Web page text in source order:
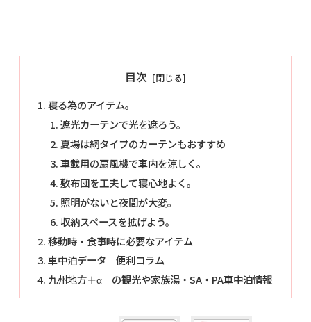
目次
寝る為のアイテム。
遮光カーテンで光を遮ろう。
夏場は網タイプのカーテンもおすすめ
車載用の扇風機で車内を涼しく。
敷布団を工夫して寝心地よく。
照明がないと夜間が大変。
収納スペースを拡げよう。
移動時・食事時に必要なアイテム
車中泊データ 便利コラム
九州地方＋α の観光や家族湯・SA・PA車中泊情報